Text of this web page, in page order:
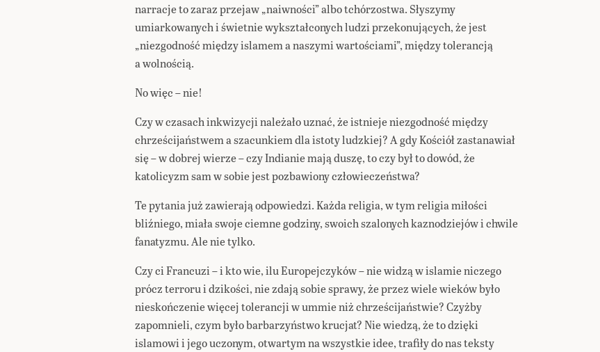
narracje to zaraz przejaw „naiwności” albo tchórzostwa. Słyszymy
umiarkowanych i świetnie wykształconych ludzi przekonujących, że jest
„niezgodność między islamem a naszymi wartościami”, między tolerancją
a wolnością.
No więc – nie!
Czy w czasach inkwizycji należało uznać, że istnieje niezgodność między
chrześcijaństwem a szacunkiem dla istoty ludzkiej? A gdy Kościół zastanawiał
się – w dobrej wierze – czy Indianie mają duszę, to czy był to dowód, że
katolicyzm sam w sobie jest pozbawiony człowieczeństwa?
Te pytania już zawierają odpowiedzi. Każda religia, w tym religia miłości
bliźniego, miała swoje ciemne godziny, swoich szalonych kaznodziejów i chwile
fanatyzmu. Ale nie tylko.
Czy ci Francuzi – i kto wie, ilu Europejczyków – nie widzą w islamie niczego
prócz terroru i dzikości, nie zdają sobie sprawy, że przez wiele wieków było
nieskończenie więcej tolerancji w ummie niż chrześcijaństwie? Czyżby
zapomnieli, czym było barbarzyństwo krucjat? Nie wiedzą, że to dzięki
islamowi i jego uczonym, otwartym na wszystkie idee, trafiły do nas teksty